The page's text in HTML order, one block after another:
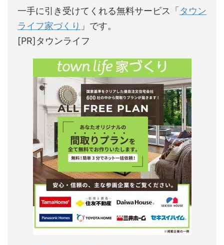
一手に引き受けてくれる無料サービス「 タウン
ライフ家づくり 」です。
[PR]タウンライフ